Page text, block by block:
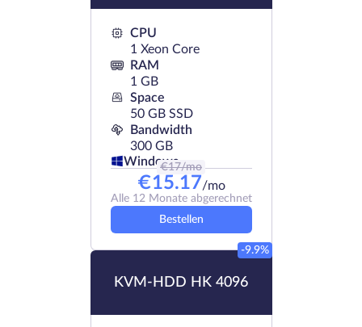
CPU
1 Xeon Core
RAM
1 GB
Space
50 GB SSD
Bandwidth
300 GB
Windows
€17/mo
€15.17/mo
Alle 12 Monate abgerechnet
Bestellen
KVM-HDD HK 4096
-9.9%